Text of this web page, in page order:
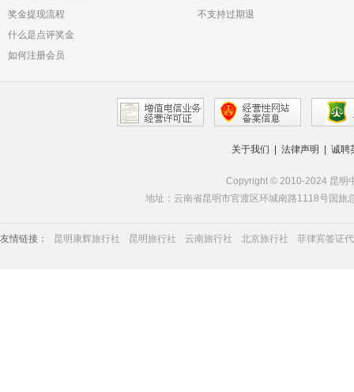
奖金提现流程
什么是点评奖金
如何注册会员
不支持过期退
关于我们 法律声明 诚聘
Copyright © 2010-2024 昆明
地址：云南省昆明市官渡区环城南路1118号国
友情链接： 昆明康辉旅行社 昆明旅行社 云南旅行社 北京旅行社 菲律宾签证